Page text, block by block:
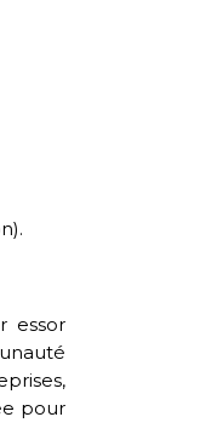
essor
pour